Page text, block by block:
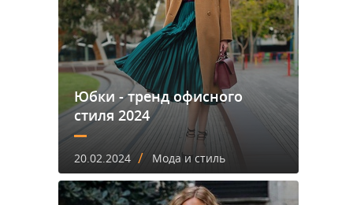
Юбки - тренд офисного
стиля 2024
20.02.2024 / Мода и стиль